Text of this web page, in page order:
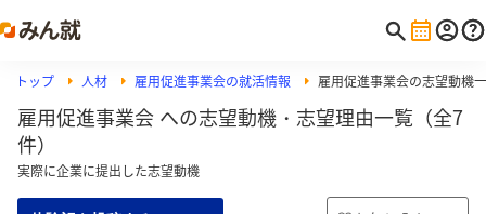
トップ 人材 雇用促進事業会の就活情報 雇用促進事業会の志望動機
雇用促進事業会 への志望動機・志望理由一覧（全7
件）
実際に企業に提出した志望動機